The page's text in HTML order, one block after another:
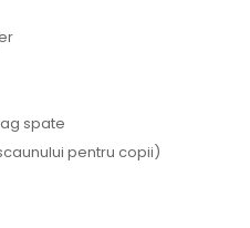
spate
pentru copii)